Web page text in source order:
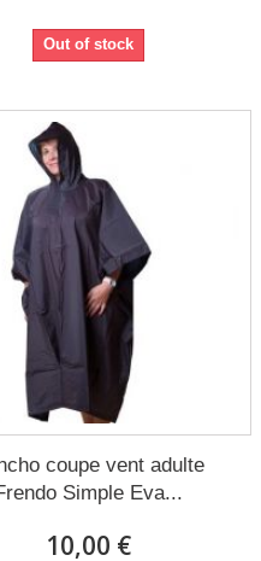
Out of stock
coupe vent adulte
Simple Eva...
10,00 €